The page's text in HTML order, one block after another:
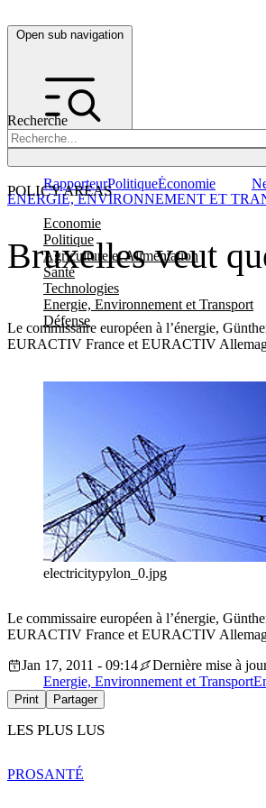
Open sub navigation
Recherche
POLICY AREAS
Economie
Politique
Agriculture et Alimentation
Santé
Technologies
Energie, Environnement et Transport
Défense
RapporteurPolitiqueÉconomie
Bruxelles veut
Le commissaire européen à l’énergie,
EURACTIV France et EURACTIV
ENERGIE, ENVIRONNEMENT ET
electricitypylon_0.jpg
Le commissaire européen à l’énergie,
EURACTIV France et EURACTIV
Jan 17, 2011 - 09:14
Dernière mise à
Energie, Environnement et Transport
Print Partager
LES PLUS LUS
PROSANTÉ